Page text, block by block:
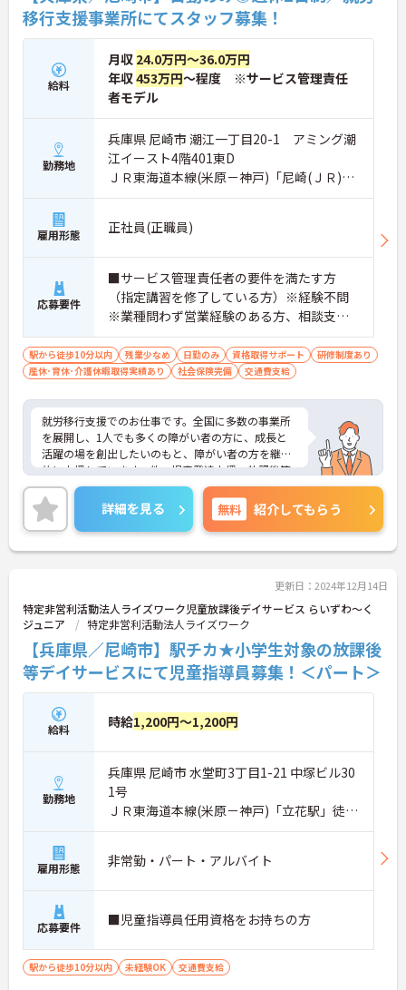
移行支援事業所にてスタッフ募集！
給料
月収 24.0万円～36.0万円
年収453万円～程度 ※サービス管理責任
者モデル
勤務地
兵庫県 尼崎市 潮江一丁目20-1 アミング潮
江イースト4階401東D
ＪＲ東海道本線(米原－神戸)「尼崎(ＪＲ)
駅」徒歩7分
雇用形態 正社員(正職員)
応募要件
■サービス管理責任者の要件を満たす方
（指定講習を修了している方）※経験不問
※業種問わず営業経験のある方、相談支
援・直接支援の経験がある方歓迎
駅から徒歩10分以内 残業少なめ 日勤のみ 資格取得サポート
研修制度あり
産休･育休･介護休暇取得実績あり
社会保険完備 交通費支給
就労移行支援でのお仕事です。全国に多数の事業所
を展開し、1人でも多くの障がい者の方に、成長と
活躍の場を創出したいのもと、障がい者の方を継続
的に支援しています。他、児童発達支援、放課後等
デイサービスも展開しており安定感も抜群です。
ご興味ある方には、面接対策ポイントなど、さらに
詳細をお話しいたしますのでお気軽にご相談くださ
い！
詳細を見る 無料 紹介してもらう
更新日：2024年12月14日
特定非営利活動法人ライズワーク児童放課後デイサービス らいずわ～く
ジュニア
特定非営利活動法人ライズワーク
【兵庫県／尼崎市】駅チカ★小学生対象の放課後
等デイサービスにて児童指導員募集！＜パート＞
給料 時給1,200円～1,200円
勤務地
兵庫県 尼崎市 水堂町3丁目1-21 中塚ビル30
1号
ＪＲ東海道本線(米原－神戸)「立花駅」徒歩
10分
雇用形態 非常勤・パート・アルバイト
応募要件 ■児童指導員任用資格をお持ちの方
駅から徒歩10分以内 未経験OK 交通費支給